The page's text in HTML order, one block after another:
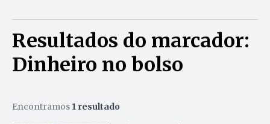
Resultados do marcador:
Dinheiro no bolso
Encontramos 1 resultado